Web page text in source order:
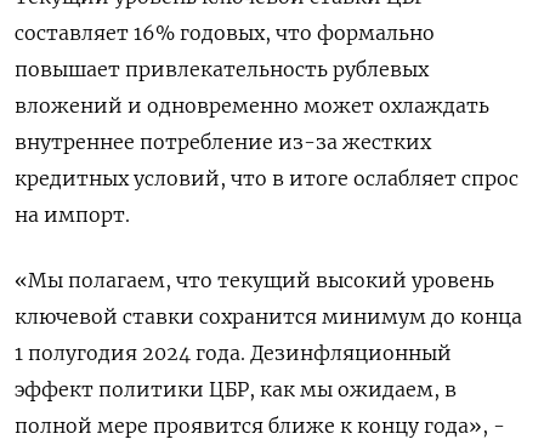
составляет 16% годовых, что формально
повышает привлекательность рублевых
вложений и одновременно может охлаждать
внутреннее потребление из-за жестких
кредитных условий, что в итоге ослабляет спрос
на импорт.
«Мы полагаем, что текущий высокий уровень
ключевой ставки сохранится минимум до конца
1 полугодия 2024 года. Дезинфляционный
эффект политики ЦБР, как мы ожидаем, в
полной мере проявится ближе к концу года», -